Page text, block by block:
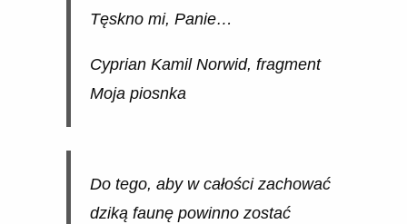
Tęskno mi, Panie…
Cyprian Kamil Norwid, fragment
Moja piosnka
Do tego, aby w całości zachować
dziką faunę powinno zostać